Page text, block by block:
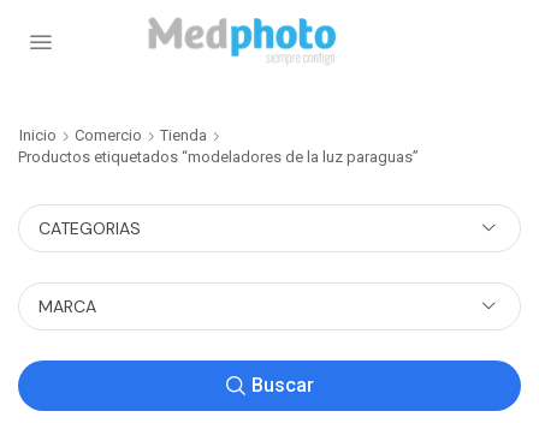
Inicio Comercio
Tienda
Productos etiquetados “modeladores de la luz paraguas”
CATEGORIAS
MARCA
Buscar